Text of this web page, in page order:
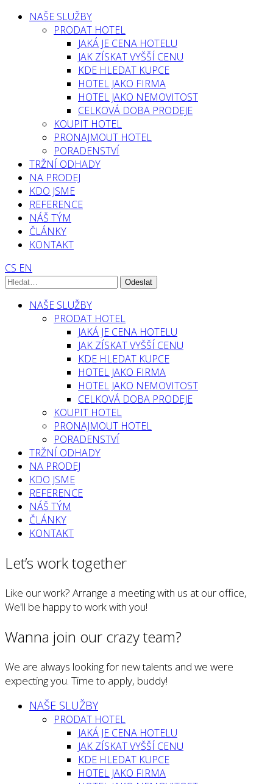
NAŠE SLUŽBY
PRODAT HOTEL
JAKÁ JE CENA HOTELU
JAK ZÍSKAT VYŠŠÍ CENU
KDE HLEDAT KUPCE
HOTEL JAKO FIRMA
HOTEL JAKO NEMOVITOST
CELKOVÁ DOBA PRODEJE
KOUPIT HOTEL
PRONAJMOUT HOTEL
PORADENSTVÍ
TRŽNÍ ODHADY
NA PRODEJ
KDO JSME
REFERENCE
NÁŠ TÝM
ČLÁNKY
KONTAKT
CS EN
NAŠE SLUŽBY
PRODAT HOTEL
JAKÁ JE CENA HOTELU
JAK ZÍSKAT VYŠŠÍ CENU
KDE HLEDAT KUPCE
HOTEL JAKO FIRMA
HOTEL JAKO NEMOVITOST
CELKOVÁ DOBA PRODEJE
KOUPIT HOTEL
PRONAJMOUT HOTEL
PORADENSTVÍ
TRŽNÍ ODHADY
NA PRODEJ
KDO JSME
REFERENCE
NÁŠ TÝM
ČLÁNKY
KONTAKT
Let’s work together
Like our work? Arrange a meeting with us at our office,
We'll be happy to work with you!
Wanna join our crazy team?
We are always looking for new talents and we were
expecting you. Time to apply, buddy!
NAŠE SLUŽBY
PRODAT HOTEL
JAKÁ JE CENA HOTELU
JAK ZÍSKAT VYŠŠÍ CENU
KDE HLEDAT KUPCE
HOTEL JAKO FIRMA